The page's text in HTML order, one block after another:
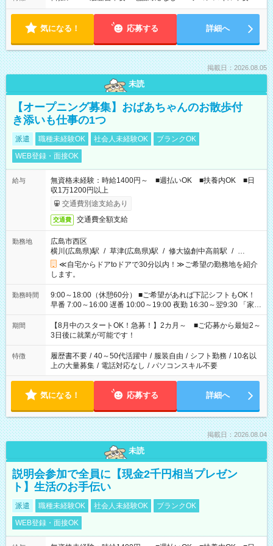
気になる！ 応募する 詳細へ
掲載日：2026.08.05
未読
【オープニング募集】おばあちゃんのお散歩付
き添いも仕事の1つ
派遣 職種未経験OK 社会人未経験OK
ブランクOK
WEB登録・面接OK
給与
無資格未経験：時給1400円～ ■週払いOK ■扶養内OK ■日
収1万1200円以上
交通費別途支給あり
交通費 交通費全額支給
勤務地
広島市西区
横川(広島県)駅 / 草津(広島県)駅 / 修大協創中高前駅 / …
≪自宅からドアtoドアで30分以内！≫ご希望の勤務地を紹介
します。
勤務時間
9:00～18:00（休憩60分） ■ご希望があれば下記シフトもOK！
早番 7:00～16:00 遅番 10:00～19:00 夜勤 16:30～翌9:30 「家族
と休みを合わせたい」 「余裕を持って夕飯の準備がしたい」
「できれば残業はしたくない」 など、ご希望を教えてください
ね。 ※Wワーク希望の方へ 今ご覧のお仕事で希望する勤務時間
と、もう1つのお仕事の勤務時間。 合計で週40時間を超える場
合は応募できません。
期間
【8月中のスタートOK！急募！】2カ月～ ■ご応募から最短2～
3日後に就業が可能です！
特徴 履歴書不要 / 40～50代活躍中 / 服装自由 / シフト勤務 / 10名以
上の大量募集 / 電話対応なし / パソコンスキル不要
気になる！ 応募する 詳細へ
掲載日：2026.08.04
未読
説明会参加で全員に【現金2千円相当プレゼン
ト】生活のお手伝い
派遣 職種未経験OK 社会人未経験OK
ブランクOK
WEB登録・面接OK